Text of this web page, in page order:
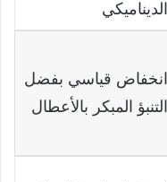
الديناميكي
انخفاض قياسي بفضل
التنبؤ المبكر بالأعطال